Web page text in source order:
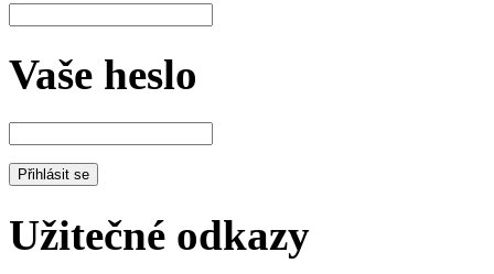
Vaše heslo
Užitečné odkazy